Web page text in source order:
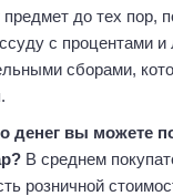
предмет до тех пор,
с процентами
сборами,
денег вы можете
В среднем
розничной